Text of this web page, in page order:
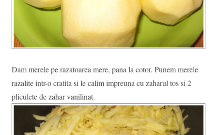
Dam merele pe razatoarea mere, pana la cotor. Punem merele
razalite intr-o cratita si le calim impreuna cu zaharul tos si 2
pliculete de zahar vanilinat.